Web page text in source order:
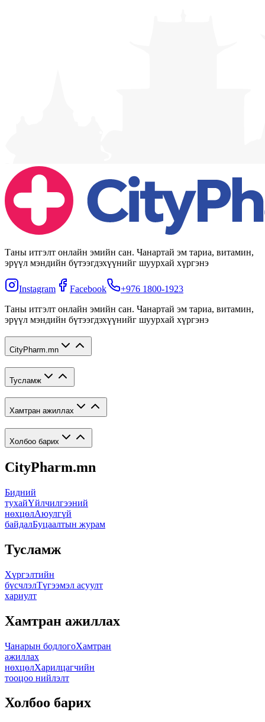
Таны итгэлт онлайн эмийн сан. Чанартай эм тариа, витамин,
эрүүл мэндийн бүтээгдэхүүнийг шуурхай хүргэнэ
Instagram Facebook
+976 1800-1923
Таны итгэлт онлайн эмийн сан. Чанартай эм тариа, витамин,
эрүүл мэндийн бүтээгдэхүүнийг шуурхай хүргэнэ
CityPharm.mn
Тусламж
Хамтран ажиллах
Холбоо барих
CityPharm.mn
Бидний
тухайҮйлчилгээний
нөхцөлАюулгүй
байдалБуцаалтын журам
Тусламж
Хүргэлтийн
бүсчлэлТүгээмэл асуулт
хариулт
Хамтран ажиллах
Чанарын бодлогоХамтран
ажиллах
нөхцөлХарилцагчийн
тооцоо нийлэлт
Холбоо барих